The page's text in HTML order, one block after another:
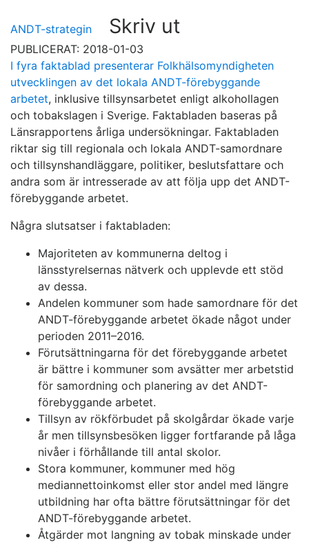
ANDT-strategin Skriv ut
PUBLICERAT: 2018-01-03
I fyra faktablad presenterar Folkhälsomyndigheten
utvecklingen av det lokala ANDT-förebyggande
arbetet, inklusive tillsynsarbetet enligt alkohollagen
och tobakslagen i Sverige. Faktabladen baseras på
Länsrapportens årliga undersökningar. Faktabladen
riktar sig till regionala och lokala ANDT-samordnare
och tillsynshandläggare, politiker, beslutsfattare och
andra som är intresserade av att följa upp det ANDT-
förebyggande arbetet.
Några slutsatser i faktabladen:
Majoriteten av kommunerna deltog i
länsstyrelsernas nätverk och upplevde ett stöd
av dessa.
Andelen kommuner som hade samordnare för det
ANDT-förebyggande arbetet ökade något under
perioden 2011–2016.
Förutsättningarna för det förebyggande arbetet
är bättre i kommuner som avsätter mer arbetstid
för samordning och planering av det ANDT-
förebyggande arbetet.
Tillsyn av rökförbudet på skolgårdar ökade varje
år men tillsynsbesöken ligger fortfarande på låga
nivåer i förhållande till antal skolor.
Stora kommuner, kommuner med hög
mediannettoinkomst eller stor andel med längre
utbildning har ofta bättre förutsättningar för det
ANDT-förebyggande arbetet.
Åtgärder mot langning av tobak minskade under